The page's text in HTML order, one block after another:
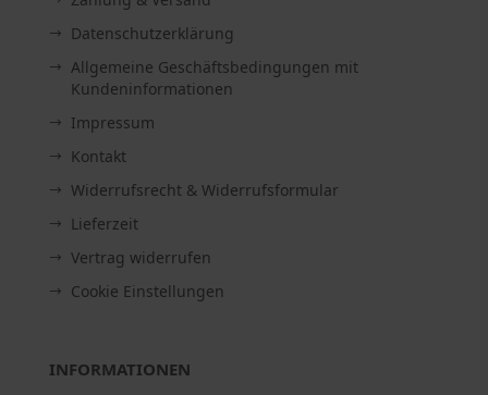
Datenschutzerklärung
Allgemeine Geschäftsbedingungen mit
Kundeninformationen
Impressum
Kontakt
Widerrufsrecht & Widerrufsformular
Lieferzeit
Vertrag widerrufen
Cookie Einstellungen
INFORMATIONEN